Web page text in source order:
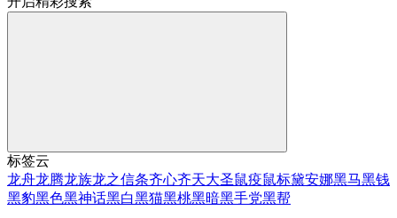
标签云
龙舟龙腾龙族龙之信条齐心齐天大圣鼠疫鼠标黛安娜黑马黑钱
黑豹黑色黑神话黑白黑猫黑桃黑暗黑手党黑帮